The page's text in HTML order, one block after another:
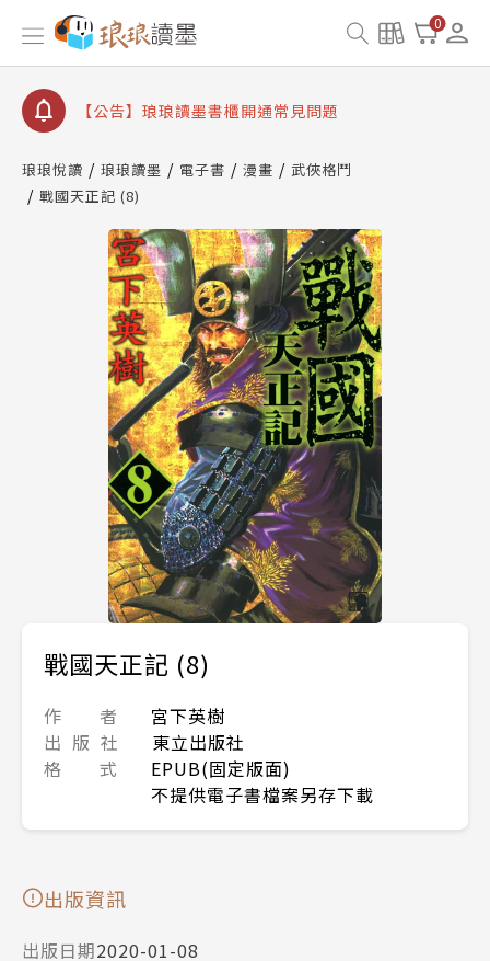
0
【公告】琅琅書店服務升級重要說明及資產合併結果
查詢
【公告】琅琅讀墨數位閱讀資產合併與書櫃開通申請
【公告】琅琅讀墨書櫃開通常見問題
請圖文教學
【公告】琅琅書店服務升級重要說明及資產合併結果
查詢
【公告】琅琅讀墨數位閱讀資產合併與書櫃開通申請
琅琅悅讀 琅琅讀墨 電子書 漫畫
武俠格鬥
戰國天正記 (8)
戰國天正記 (8)
作 者
宮下英樹
出 版 社
東立出版社
格 式
EPUB(固定版面)
不提供電子書檔案另存下載
出版資訊
出版日期2020-01-08